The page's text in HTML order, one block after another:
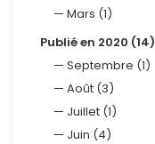
Mars (1)
Publié en 2020 (14)
Septembre (1)
Août (3)
Juillet (1)
Juin (4)